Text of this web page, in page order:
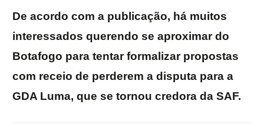
De acordo com a publicação, há muitos
interessados querendo se aproximar do
Botafogo para tentar formalizar propostas
com receio de perderem a disputa para a
GDA Luma, que se tornou credora da SAF.